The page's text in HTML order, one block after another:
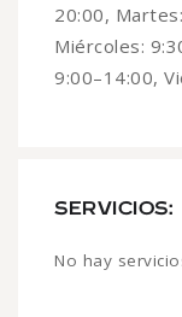
20:00,
Miércoles:
9:00–14:00,
SERVICIOS:
No hay